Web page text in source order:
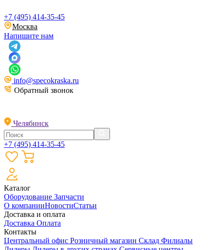
+7 (495) 414-35-45
Москва
Напишите нам
info@specokraska.ru
Обратный звонок
Челябинск
+7 (495) 414-35-45
Каталог
Оборудование Запчасти
О компанииНовостиСтатьи
Доставка и оплата
Доставка Оплата
Контакты
Центральный офис Розничный магазин Склад Филиалы